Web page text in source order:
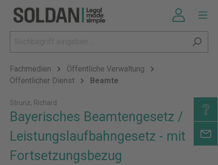
Fachmedien
Öffentliche Verwaltung
Öffentlicher Dienst
Beamte
Strunz, Richard
Bayerisches Beamtengesetz /
Leistungslaufbahngesetz - mit
Fortsetzungsbezug